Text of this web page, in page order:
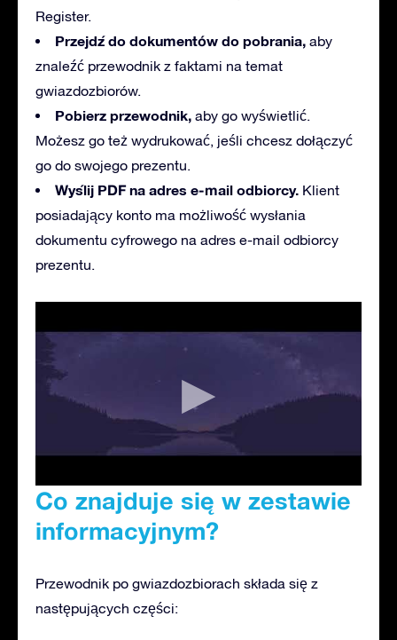
Register.
Przejdź do dokumentów do pobrania, aby
znaleźć przewodnik z faktami na temat
gwiazdozbiorów.
Pobierz przewodnik, aby go wyświetlić.
Możesz go też wydrukować, jeśli chcesz dołączyć
go do swojego prezentu.
Wyślij PDF na adres e-mail odbiorcy. Klient
posiadający konto ma możliwość wysłania
dokumentu cyfrowego na adres e-mail odbiorcy
prezentu.
Co znajduje się w zestawie
informacyjnym?
Przewodnik po gwiazdozbiorach składa się z
następujących części: